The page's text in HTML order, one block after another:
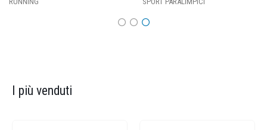
I più venduti